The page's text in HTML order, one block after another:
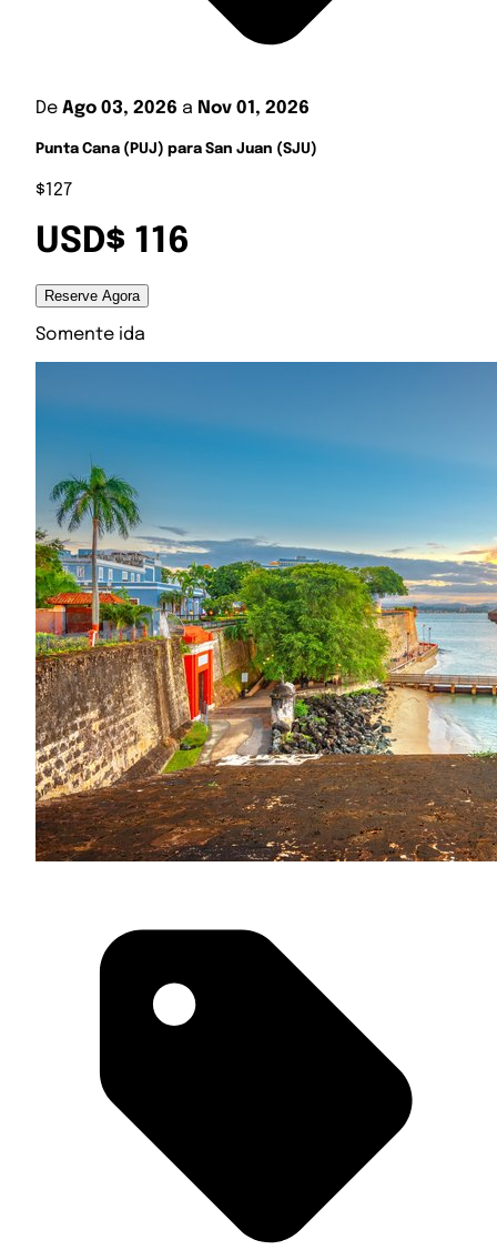
De Ago 03, 2026 a Nov 01, 2026
Punta Cana (PUJ) para San Juan (SJU)
$127
USD$ 116
Reserve Agora
Somente ida